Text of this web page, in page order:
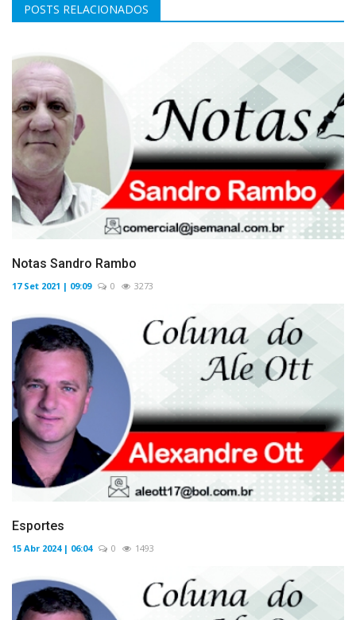
POSTS RELACIONADOS
Notas Sandro Rambo
17 Set 2021 | 09:09 0 3273
Esportes
15 Abr 2024 | 06:04 0 1493